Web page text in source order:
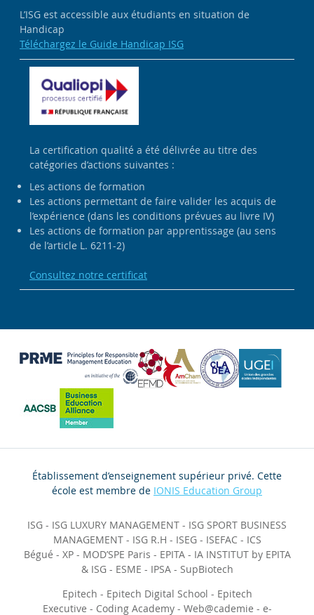
L’ISG est accessible aux étudiants en situation de
Handicap
Téléchargez le Guide Handicap ISG
La certification qualité a été délivrée au titre des
catégories d’actions suivantes :
Les actions de formation
Les actions permettant de faire valider les acquis de
l’expérience (dans les conditions prévues au livre IV)
Les actions de formation par apprentissage (au sens
de l’article L. 6211-2)
Consultez notre certificat
Établissement d’enseignement supérieur privé. Cette
école est membre de IONIS Education Group
ISG - ISG LUXURY MANAGEMENT - ISG SPORT BUSINESS
MANAGEMENT- ISG R.H - ISEG- ISEFAC- ICS
Bégué - XP- MOD’SPE Paris - EPITA- IA INSTITUT by EPITA
& ISG- ESME - IPSA- SupBiotech
Epitech - Epitech Digital School - Epitech
Executive - Coding Academy- Web@cademie - e-